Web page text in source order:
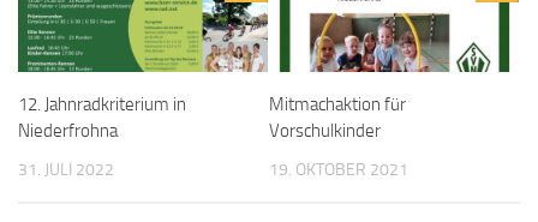
12. Jahnradkriterium in
Niederfrohna
31. JULI 2022
Mitmachaktion für
Vorschulkinder
19. OKTOBER 2021